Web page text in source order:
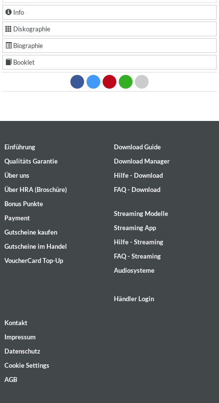
Info
Diskographie
Biographie
Booklet
Einführung
Qualitäts Garantie
Über uns
Über HRA (Broschüre)
Bonus Punkte
Payment
Gutscheine kaufen
Gutscheine im Handel
VoucherCard Top-Up
Download Guide
Download Manager
Hilfe - Download
FAQ - Download
Streaming Modelle
Streaming App
Hilfe - Streaming
FAQ - Streaming
Audiosysteme
Händler Login
Kontakt
Impressum
Datenschutz
Cookie Settings
AGB